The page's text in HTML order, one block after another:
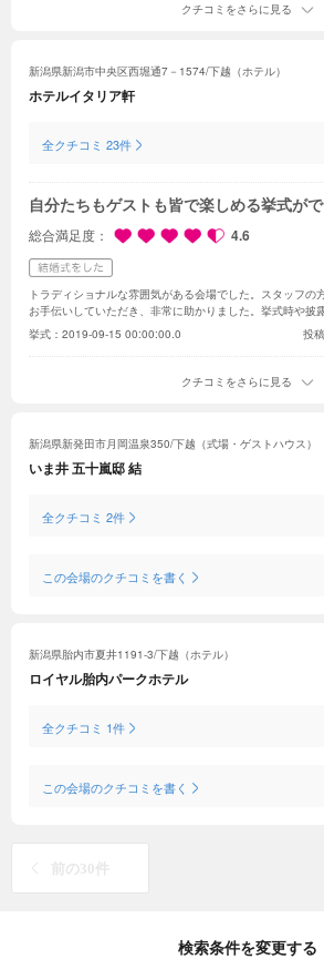
クチコミをさらに見る
新潟県新潟市中央区西堀通7－1574/下越（ホテル）
ホテルイタリア軒
全クチコミ 23件
自分たちもゲストも皆で楽しめる挙式が
総合満足度 4.6
トラディショナルな雰囲気がある会場でした。スタッフの
お手伝いしていただき、非常に助かりました。挙式時や披
りたいサプライズ演出を快く快諾してくださり、ゲストの
だくことができました。料理が非常に美味しいと聞いてい
段階でも両家両親共に好評でした。食事の美味しさはゲス
と思うので、素晴らしい会場を選ぶことができたと思います
挙式： 2019-09-15 00:00:00.0 投
クチコミをさらに見る
新潟県新発田市月岡温泉350/下越（式場・ゲストハウス）
いま井 五十嵐邸 結
全クチコミ 2件
この会場のクチコミを書く
新潟県胎内市夏井1191-3/下越（ホテル）
ロイヤル胎内パークホテル
全クチコミ 1件
この会場のクチコミを書く
前の30件
検索条件を変更する